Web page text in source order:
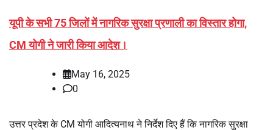
यूपी के सभी 75 जिलों में नागरिक सुरक्षा प्रणाली का विस्तार होगा,
CM योगी ने जारी किया आदेश।
May 16, 2025
0
उत्तर प्रदेश के CM योगी आदित्यनाथ ने निर्देश दिए हैं कि नागरिक सुरक्षा